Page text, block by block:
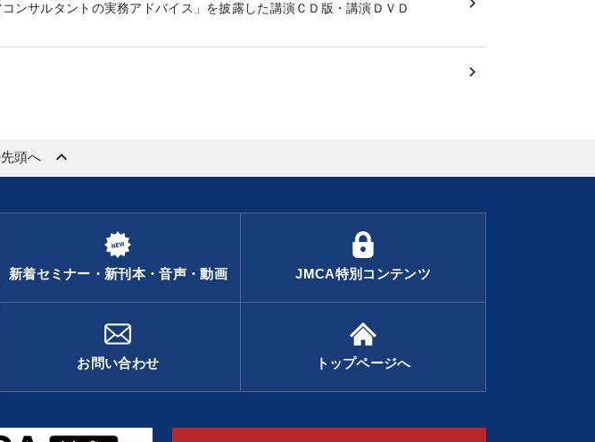
ンサルタントの実務アドバイス」を披露した講演ＣＤ版・講演ＤＶＤ
頭へ keyboard_arrow_up
新着セミナー・新刊本・音声・動画 JMCA特別コンテンツ
お問い合わせ トップページへ